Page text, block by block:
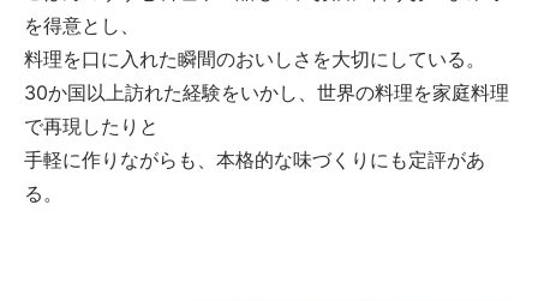
を得意とし、
料理を口に入れた瞬間のおいしさを大切にしている。
30か国以上訪れた経験をいかし、世界の料理を家庭料理
で再現したりと
手軽に作りながらも、本格的な味づくりにも定評があ
る。